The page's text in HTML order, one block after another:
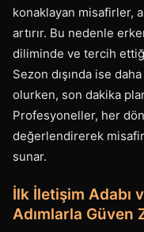
konaklayan misafirler,
artırır. Bu nedenle
diliminde ve tercih
Sezon dışında ise
olurken, son dakika
Profesyoneller, her
değerlendirerek
sunar.
İlk İletişim Adabı
Adımlarla Güven